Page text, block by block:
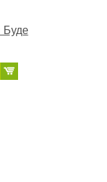
Буде